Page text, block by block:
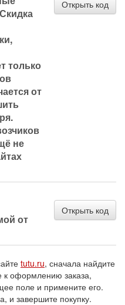
только
от
не
Открыть код
от
Открыть код
tutu.ru, сначала найдите
к оформлению заказа,
поле и примените его.
и завершите покупку.